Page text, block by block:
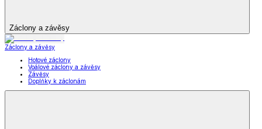
Záclony a závěsy
Záclony a závěsy
Hotové záclony
Voálové záclony a závěsy
Závěsy
Doplňky k záclonám